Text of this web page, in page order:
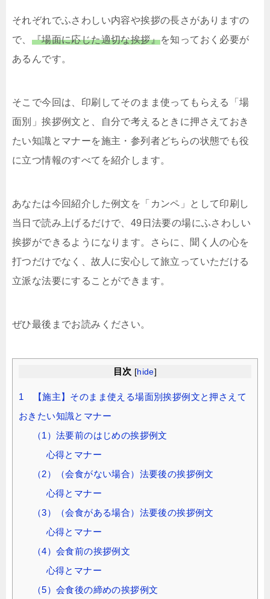
それぞれでふさわしい内容や挨拶の長さがありますの
で、 『場面に応じた適切な挨拶』を知っておく必要が
あるんです。
そこで今回は、印刷してそのまま使ってもらえる「場
面別」挨拶例文と、自分で考えるときに押さえておき
たい知識とマナーを施主・参列者どちらの状態でも役
に立つ情報のすべてを紹介します。
あなたは今回紹介した例文を「カンペ」として印刷し
当日で読み上げるだけで、49日法要の場にふさわしい
挨拶ができるようになります。さらに、聞く人の心を
打つだけでなく、故人に安心して旅立っていただける
立派な法要にすることができます。
ぜひ最後までお読みください。
目次 [hide]
1 【施主】そのまま使える場面別挨拶例文と押さえて
おきたい知識とマナー
（1）法要前のはじめの挨拶例文
心得とマナー
（2）（会食がない場合）法要後の挨拶例文
心得とマナー
（3）（会食がある場合）法要後の挨拶例文
心得とマナー
（4）会食前の挨拶例文
心得とマナー
（5）会食後の締めの挨拶例文